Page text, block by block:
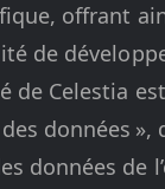
offrant
de
de Celestia
données »,
données de